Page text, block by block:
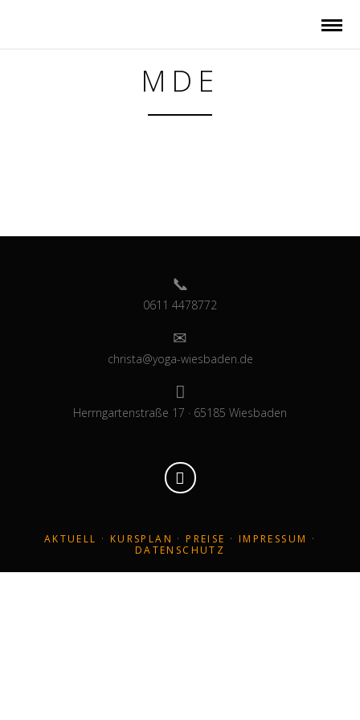
MDE
0611 4478772
christa@yoga-wiesbaden.de
Herrngartenstraße 17 · 65185 Wiesbaden
AKTUELL · KURSPLAN · PREISE · IMPRESSUM ·
DATENSCHUTZ